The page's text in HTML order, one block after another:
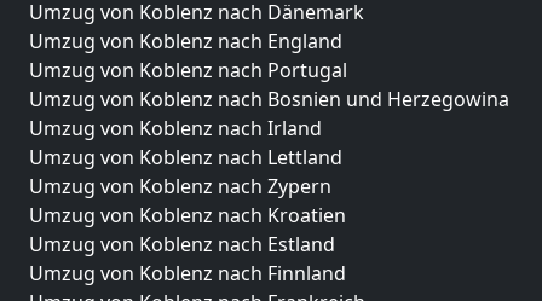
Umzug von Koblenz nach Dänemark
Umzug von Koblenz nach England
Umzug von Koblenz nach Portugal
Umzug von Koblenz nach Bosnien und Herzegowina
Umzug von Koblenz nach Irland
Umzug von Koblenz nach Lettland
Umzug von Koblenz nach Zypern
Umzug von Koblenz nach Kroatien
Umzug von Koblenz nach Estland
Umzug von Koblenz nach Finnland